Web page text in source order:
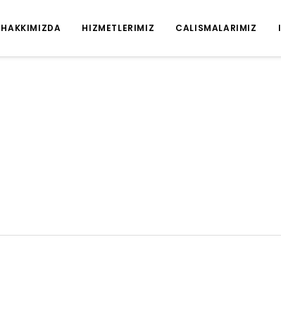
HAKKIMIZDA HIZMETLERIMIZ CALISMALARIMIZ